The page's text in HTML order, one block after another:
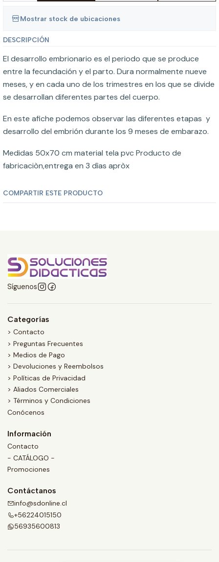
Mostrar stock de ubicaciones
DESCRIPCIÓN
El desarrollo embrionario es el periodo que se produce
entre la fecundación y el parto. Dura normalmente nueve
meses, y en cada uno de los trimestres en los que se divide
se desarrollan diferentes partes del cuerpo.
En este afiche podemos observar las diferentes etapas y
desarrollo del embrión durante los 9 meses de embarazo.
Medidas 50x70 cm material tela pvc Producto de
fabricaciòn,entrega en 3 dìas apròx
COMPARTIR ESTE PRODUCTO
Síguenos
Categorías
> Contacto
> Preguntas Frecuentes
> Medios de Pago
> Devoluciones y Reembolsos
> Políticas de Privacidad
> Aliados Comerciales
> Términos y Condiciones
Conócenos
Información
Contacto
- CATÁLOGO -
Promociones
Contáctanos
info@sdonline.cl
+56224015150
56935600813